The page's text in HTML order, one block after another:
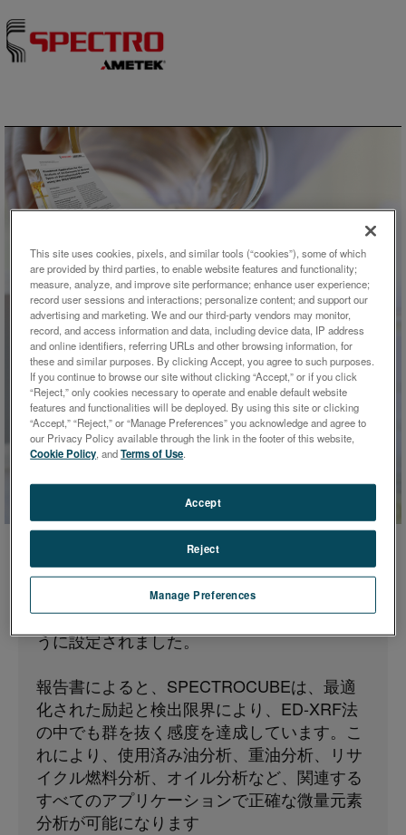
アプリケーション概要
SPECTROCUBEを用いた各種石
油化学製品中の24元素分析の複
合アプリケーション
石油化学製品の元素分析に関する5つの主要
アプリケーションについて解説しています。
新油の混合管理や添加剤パッケージの管理か
ら、使用済み油の分析、原油留分中の硫黄、
原油や重油、廃鉱油由来の留出バーナー燃料
に含まれる硫黄やその他の微量元素の分析ま
で。分析には新型のSPECTROCUBEを使用
し、1回の校正で本論文で報告された石油化
学アプリケーションのすべてに対応できるよ
うに設定されました。
報告書によると、SPECTROCUBEは、最適
化された励起と検出限界により、ED-XRF法
の中でも群を抜く感度を達成しています。こ
れにより、使用済み油分析、重油分析、リサ
イクル燃料分析、オイル分析など、関連する
すべてのアプリケーションで正確な微量元素
分析が可能になります
This site uses cookies, pixels, and similar tools (“cookies”), some of which
are provided by third parties, to enable website features and functionality;
measure, analyze, and improve site performance; enhance user experience;
record user sessions and interactions; personalize content; and support our
advertising and marketing. We and our third-party vendors may monitor,
record, and access information and data, including device data, IP address
and online identifiers, referring URLs and other browsing information, for
these and similar purposes. By clicking Accept, you agree to such purposes.
If you continue to browse our site without clicking “Accept,” or if you click
“Reject,” only cookies necessary to operate and enable default website
features and functionalities will be deployed. By using this site or clicking
“Accept,” “Reject,” or “Manage Preferences” you acknowledge and agree to
our Privacy Policy available through the link in the footer of this website,
Cookie Policy, andTerms of Use.
Manage Preferences
Reject
Accept